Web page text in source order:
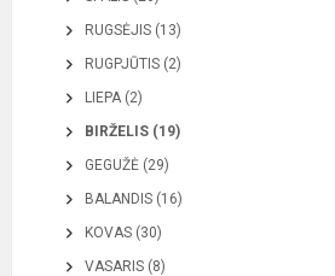
RUGSĖJIS (13)
RUGPJŪTIS (2)
LIEPA (2)
BIRŽELIS (19)
GEGUŽĖ (29)
BALANDIS (16)
KOVAS (30)
VASARIS (8)